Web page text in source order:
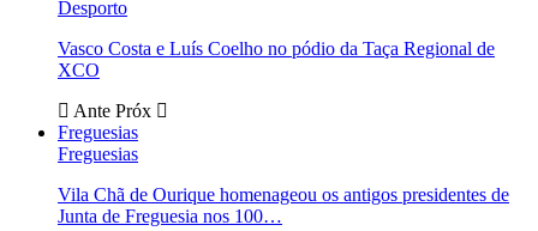
Desporto
Vasco Costa e Luís Coelho no pódio da Taça Regional de
XCO
Ante Próx
Freguesias
Freguesias
Vila Chã de Ourique homenageou os antigos presidentes de
Junta de Freguesia nos 100…